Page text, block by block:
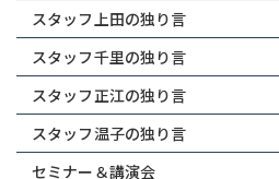
スタッフ上田の独り言
スタッフ千里の独り言
スタッフ正江の独り言
スタッフ温子の独り言
セミナー＆講演会